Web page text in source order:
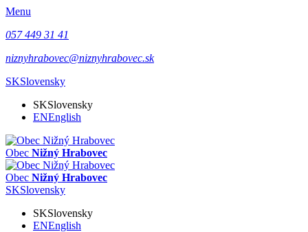
Menu
057 449 31 41
niznyhrabovec@niznyhrabovec.sk
SKSlovensky
SKSlovensky
ENEnglish
Obec Nižný Hrabovec
Obec Nižný Hrabovec
SKSlovensky
SKSlovensky
ENEnglish